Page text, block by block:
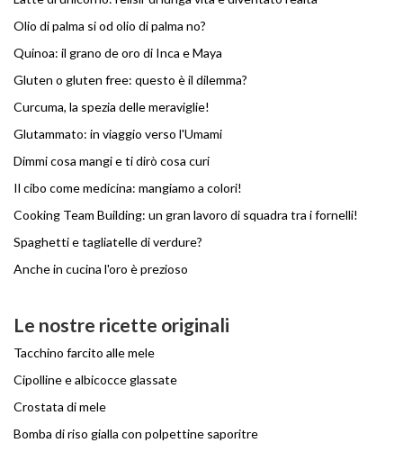
Olio di palma si od olio di palma no?
Quinoa: il grano de oro di Inca e Maya
Gluten o gluten free: questo è il dilemma?
Curcuma, la spezia delle meraviglie!
Glutammato: in viaggio verso l'Umami
Dimmi cosa mangi e ti dirò cosa curi
Il cibo come medicina: mangiamo a colori!
Cooking Team Building: un gran lavoro di squadra tra i fornelli!
Spaghetti e tagliatelle di verdure?
Anche in cucina l'oro è prezioso
Le nostre ricette originali
Tacchino farcito alle mele
Cipolline e albicocce glassate
Crostata di mele
Bomba di riso gialla con polpettine saporitre